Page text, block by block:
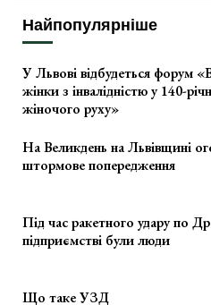
Найпопулярніше
У Львові відбудеться форум
жінки з інвалідністю у 140-
жіночого руху»
На Великдень на Львівщині
штормове попередження
Під час ракетного удару по
підприємстві були люди
Що таке УЗД